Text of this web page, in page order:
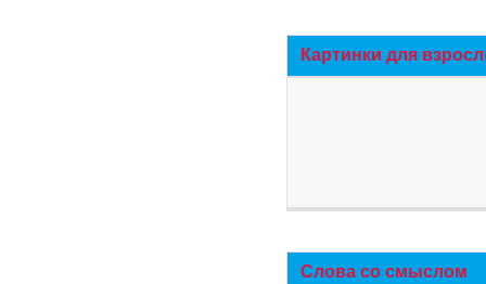
Картинки для
Слова со смыслом